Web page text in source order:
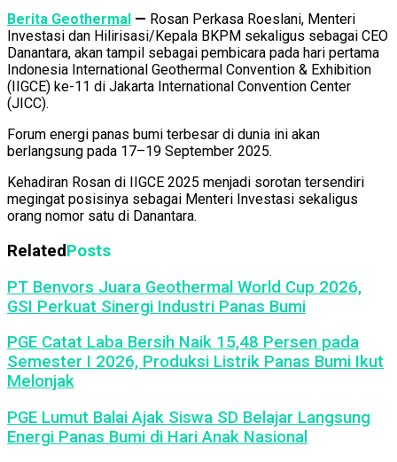
Berita Geothermal — Rosan Perkasa Roeslani, Menteri
Investasi dan Hilirisasi/Kepala BKPM sekaligus sebagai CEO
Danantara, akan tampil sebagai pembicara pada hari pertama
Indonesia International Geothermal Convention & Exhibition
(IIGCE) ke-11 di Jakarta International Convention Center
(JICC).
Forum energi panas bumi terbesar di dunia ini akan
berlangsung pada 17–19 September 2025.
Kehadiran Rosan di IIGCE 2025 menjadi sorotan tersendiri
megingat posisinya sebagai Menteri Investasi sekaligus
orang nomor satu di Danantara.
RelatedPosts
PT Benvors Juara Geothermal World Cup 2026,
GSI Perkuat Sinergi Industri Panas Bumi
PGE Catat Laba Bersih Naik 15,48 Persen pada
Semester I 2026, Produksi Listrik Panas Bumi Ikut
Melonjak
PGE Lumut Balai Ajak Siswa SD Belajar Langsung
Energi Panas Bumi di Hari Anak Nasional